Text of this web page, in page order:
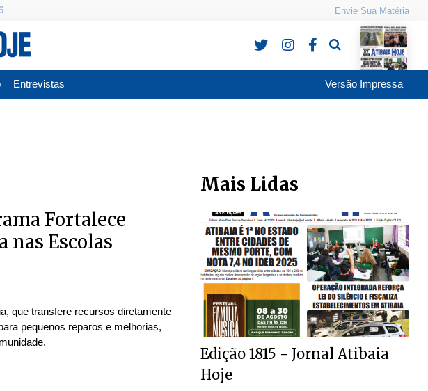
Envie Sua Matéria
Pesquisa
Entrevistas Versão Impressa
Fortalece
nas Escolas
que transfere recursos diretamente
pequenos reparos e melhorias,
Mais Lidas
Edição 1815 - Jornal Atibaia
Hoje